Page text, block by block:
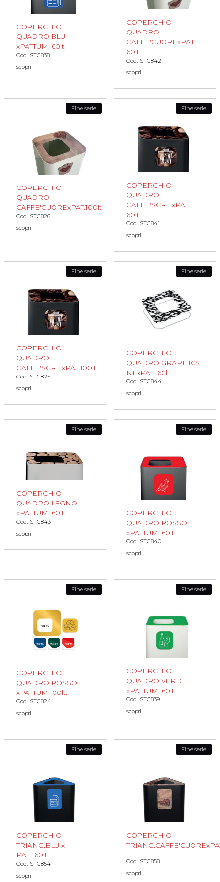
COPERCHIO
QUADRO BLU
xPATTUM. 60lt.
Cod.: STC838
scopri
COPERCHIO
QUADRO
CAFFE'CUORExPAT.
60lt
Cod.: STC842
scopri
Fine serie
COPERCHIO
QUADRO
CAFFE'CUORExPAT.100lt
Cod.: STC826
scopri
Fine serie
COPERCHIO
QUADRO
CAFFE'SCRITxPAT.
60lt
Cod.: STC841
scopri
Fine serie
COPERCHIO
QUADRO
CAFFE'SCRITxPAT.100lt
Cod.: STC825
scopri
Fine serie
COPERCHIO
QUADRO GRAPHICS
NExPAT. 60lt
Cod.: STC844
scopri
Fine serie
COPERCHIO
QUADRO LEGNO
xPATTUM. 60lt
Cod.: STC843
scopri
Fine serie
COPERCHIO
QUADRO ROSSO
xPATTUM. 60lt.
Cod.: STC840
scopri
Fine serie
COPERCHIO
QUADRO ROSSO
xPATTUM.100lt.
Cod.: STC824
scopri
Fine serie
COPERCHIO
QUADRO VERDE
xPATTUM. 60lt.
Cod.: STC839
scopri
Fine serie
COPERCHIO
TRIANG.BLU x
PATT.60lt.
Cod.: STC854
scopri
Fine serie
COPERCHIO
Cod.: STC858
scopri